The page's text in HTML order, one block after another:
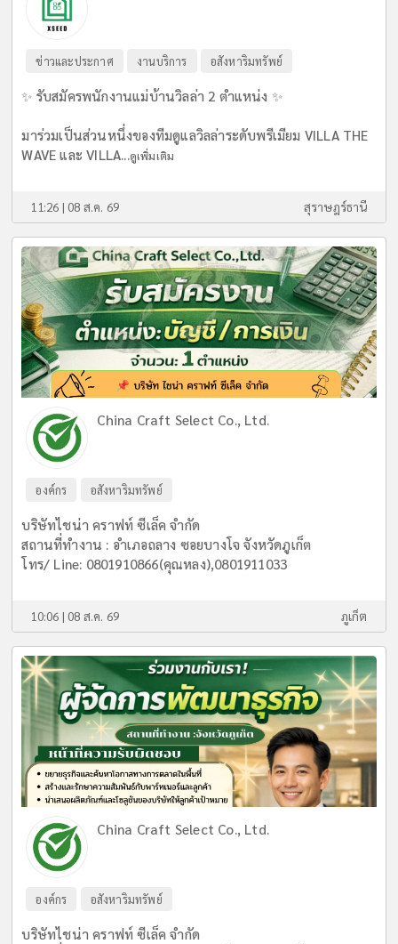
ข่าวและประกาศ งานบริการ อสังหาริมทรัพย์
✨ รับสมัครพนักงานแม่บ้านวิลล่า 2 ตำแหน่ง ✨
มาร่วมเป็นส่วนหนึ่งของทีมดูแลวิลล่าระดับพรีเมียม VILLA THE
WAVE และ VILLA...ดูเพิ่มเติม
11:26 | 08 ส.ค. 69 สุราษฎร์ธานี
China Craft Select Co., Ltd.
องค์กร อสังหาริมทรัพย์
บริษัทไชน่า คราฟท์ ซีเล็ค จำกัด
สถานที่ทำงาน : อำเภอถลาง ซอยบางโจ จังหวัดภูเก็ต
โทร/ Line: 0801910866(คุณหลง),0801911033
10:06 | 08 ส.ค. 69 ภูเก็ต
China Craft Select Co., Ltd.
องค์กร อสังหาริมทรัพย์
บริษัทไชน่า คราฟท์ ซีเล็ค จำกัด